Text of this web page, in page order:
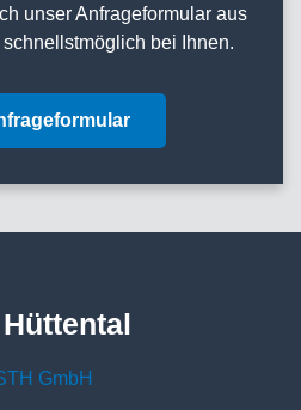
unser Anfrageformular aus
bei Ihnen.